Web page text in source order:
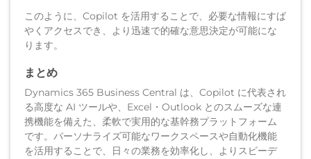
このように、Copilot を活用することで、必要な情報にすば
やくアクセスでき、より迅速で的確な意思決定が可能にな
ります。
まとめ
Dynamics 365 Business Central は、Copilot に代表され
る高度な AI ツールや、Excel・Outlook とのスムーズな連
携機能を備えた、柔軟で実用的な基幹務プラットフォーム
です。パーソナライズ可能なワークスペースや自動化機能
を活用することで、日々の業務を効率化し、よりスピーデ